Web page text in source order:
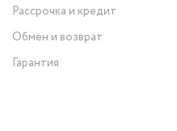
Рассрочка и кредит
Обмен и возврат
Гарантия